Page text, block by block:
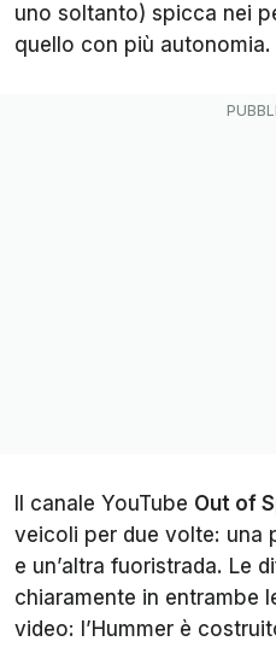
uno soltanto) spicca nei
quello con più autonomia.
Il canale YouTube Out of
veicoli per due volte: una
e un’altra fuoristrada. Le
chiaramente in entrambe
video: l’Hummer è